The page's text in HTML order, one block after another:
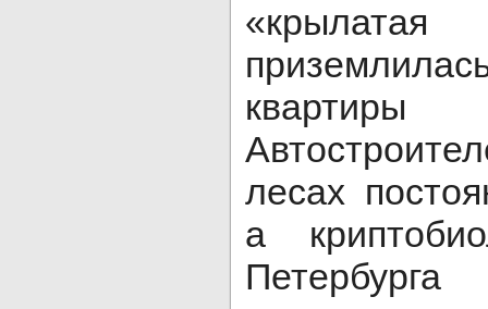
лесах
а